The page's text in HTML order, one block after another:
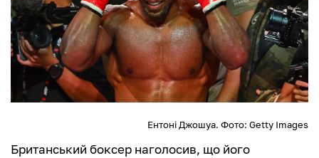
Ентоні Джошуа. Фото: Getty Images
Британський боксер наголосив, що його